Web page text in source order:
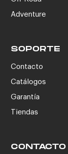
Adventure
SOPORTE
Contacto
Catálogos
Garantía
Tiendas
CONTACTO